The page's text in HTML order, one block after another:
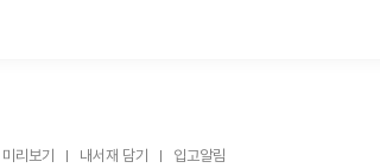
미리보기 내서재 담기 입고알림